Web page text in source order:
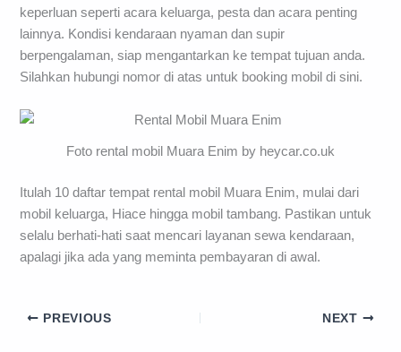
keperluan seperti acara keluarga, pesta dan acara penting
lainnya. Kondisi kendaraan nyaman dan supir
berpengalaman, siap mengantarkan ke tempat tujuan anda.
Silahkan hubungi nomor di atas untuk booking mobil di sini.
Foto rental mobil Muara Enim by heycar.co.uk
Itulah 10 daftar tempat rental mobil Muara Enim, mulai dari
mobil keluarga, Hiace hingga mobil tambang. Pastikan untuk
selalu berhati-hati saat mencari layanan sewa kendaraan,
apalagi jika ada yang meminta pembayaran di awal.
PREVIOUS NEXT